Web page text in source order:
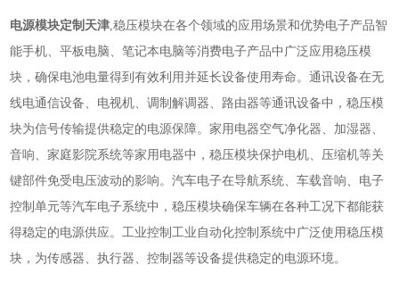
电源模块定制天津,稳压模块在各个领域的应用场景和优势电子产品智
能手机、平板电脑、笔记本电脑等消费电子产品中广泛应用稳压模
块，确保电池电量得到有效利用并延长设备使用寿命。通讯设备在无
线电通信设备、电视机、调制解调器、路由器等通讯设备中，稳压模
块为信号传输提供稳定的电源保障。家用电器空气净化器、加湿器、
音响、家庭影院系统等家用电器中，稳压模块保护电机、压缩机等关
键部件免受电压波动的影响。汽车电子在导航系统、车载音响、电子
控制单元等汽车电子系统中，稳压模块确保车辆在各种工况下都能获
得稳定的电源供应。工业控制工业自动化控制系统中广泛使用稳压模
块，为传感器、执行器、控制器等设备提供稳定的电源环境。